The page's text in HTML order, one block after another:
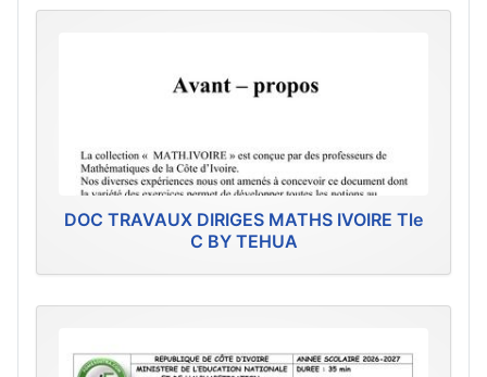
DOC TRAVAUX DIRIGES MATHS IVOIRE Tle
C BY TEHUA